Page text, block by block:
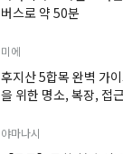
버스로 약 50분
미에
후지산 5합목 완벽 가
을 위한 명소, 복장, 접
야마나시